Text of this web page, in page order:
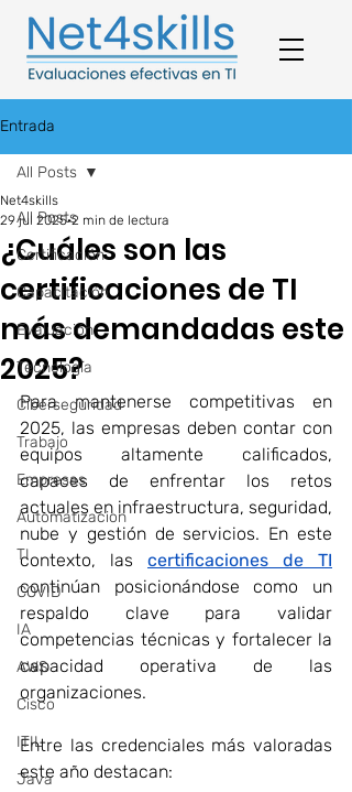
Entrada
All Posts
Certificación
Capacitación
Evaluación
Tecnología
Ciberseguridad
Trabajo
Empresas
Automatizacion
TI
COVID
IA
AWS
Cisco
ITIL
Java
All Posts
¿Cuáles son las
certificaciones de TI
más demandadas este
2025?
Net4skills
29 jul 2025 2 min de lectura
Para mantenerse competitivas en
2025, las empresas deben contar con
equipos altamente calificados,
capaces de enfrentar los retos
actuales en infraestructura, seguridad,
nube y gestión de servicios. En este
contexto, las certificaciones de TI
continúan posicionándose como un
respaldo clave para validar
competencias técnicas y fortalecer la
capacidad operativa de las
organizaciones.
Entre las credenciales más valoradas
este año destacan: